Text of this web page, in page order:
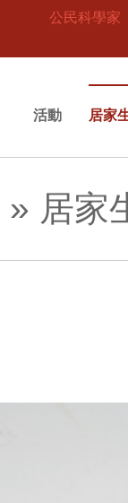
公民科學家
居家
活動
» 居家